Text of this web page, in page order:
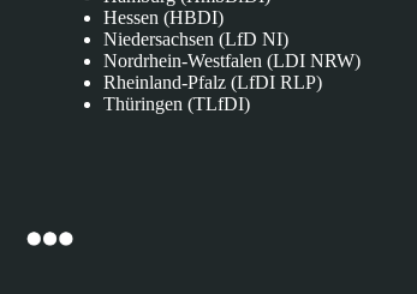
Hessen (HBDI)
Niedersachsen (LfD NI)
Nordrhein-Westfalen (LDI NRW)
Rheinland-Pfalz (LfDI RLP)
Thüringen (TLfDI)